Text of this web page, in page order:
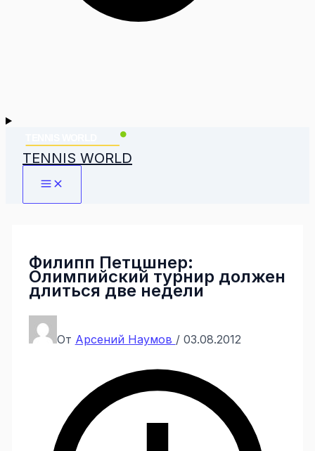
TENNIS WORLD
Филипп Петцшнер:
Олимпийский турнир должен
длиться две недели
От Арсений Наумов / 03.08.2012